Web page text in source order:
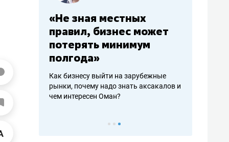
«Не зная местных
правил, бизнес может
потерять минимум
полгода»
Как бизнесу выйти на зарубежные
рынки, почему надо знать аксакалов и
чем интересен Оман?